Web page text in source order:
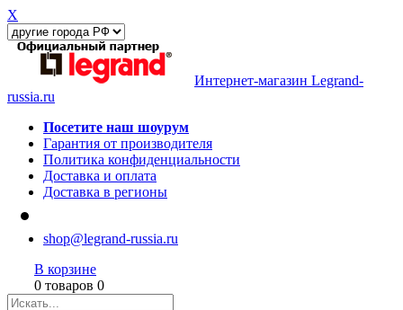
X
Интернет-магазин Legrand-
russia.ru
Посетите наш шоурум
Гарантия от производителя
Политика конфиденциальности
Доставка и оплата
Доставка в регионы
shop@legrand-russia.ru
В корзине
0 товаров 0